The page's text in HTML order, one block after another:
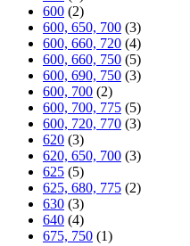
600 (2)
600, 650, 700 (3)
600, 660, 720 (4)
600, 660, 750 (5)
600, 690, 750 (3)
600, 700 (2)
600, 700, 775 (5)
600, 720, 770 (3)
620 (3)
620, 650, 700 (3)
625 (5)
625, 680, 775 (2)
630 (3)
640 (4)
675, 750 (1)